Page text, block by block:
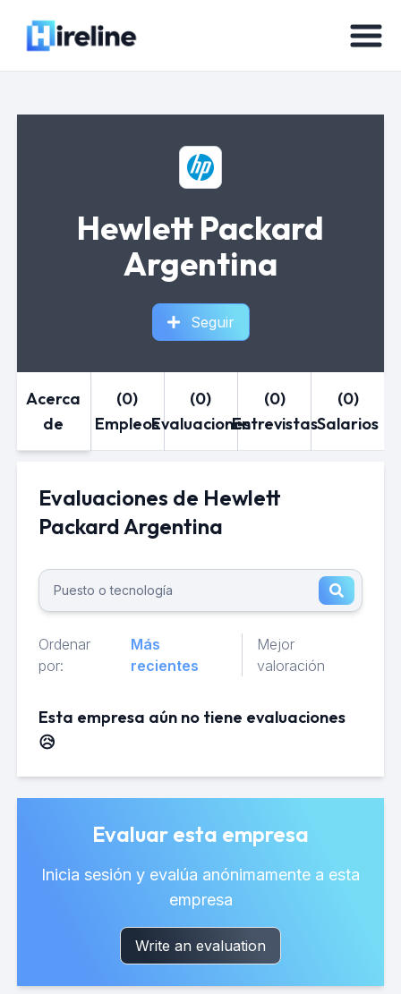
Hewlett Packard
Argentina
Seguir
Acerca
de
(0)
Empleos
(0)
Evaluaciones
(0)
Entrevistas
(0)
Salarios
Evaluaciones de Hewlett
Packard Argentina
Ordenar
por:
Más
recientes
Mejor
valoración
Esta empresa aún no tiene evaluaciones
😥
Evaluar esta empresa
Inicia sesión y evalúa anónimamente a esta
empresa
Write an evaluation